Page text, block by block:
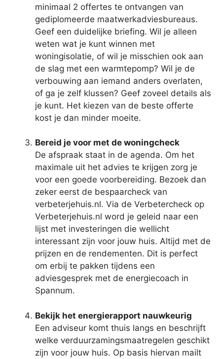
minimaal 2 offertes te ontvangen van
gediplomeerde maatwerkadviesbureaus.
Geef een duidelijke briefing. Wil je alleen
weten wat je kunt winnen met
woningisolatie, of wil je misschien ook aan
de slag met een warmtepomp? Wil je de
verbouwing aan iemand anders overlaten,
of ga je zelf klussen? Geef zoveel details als
je kunt. Het kiezen van de beste offerte
kost je dan minder moeite.
Bereid je voor met de woningcheck
De afspraak staat in de agenda. Om het
maximale uit het advies te krijgen zorg je
voor een goede voorbereiding. Bezoek dan
zeker eerst de bespaarcheck van
verbeterjehuis.nl. Via de Verbetercheck op
Verbeterjehuis.nl word je geleid naar een
lijst met investeringen die wellicht
interessant zijn voor jouw huis. Altijd met de
prijzen en de rendementen. Dit is perfect
om erbij te pakken tijdens een
adviesgesprek met de energiecoach in
Spannum.
Bekijk het energierapport nauwkeurig
Een adviseur komt thuis langs en beschrijft
welke verduurzamingsmaatregelen geschikt
zijn voor jouw huis. Op basis hiervan mailt